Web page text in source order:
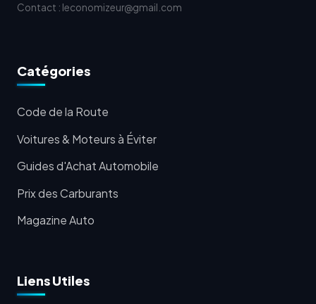
Contact : leconomizeur@gmail.com
Catégories
Code de la Route
Voitures & Moteurs à Éviter
Guides d'Achat Automobile
Prix des Carburants
Magazine Auto
Liens Utiles